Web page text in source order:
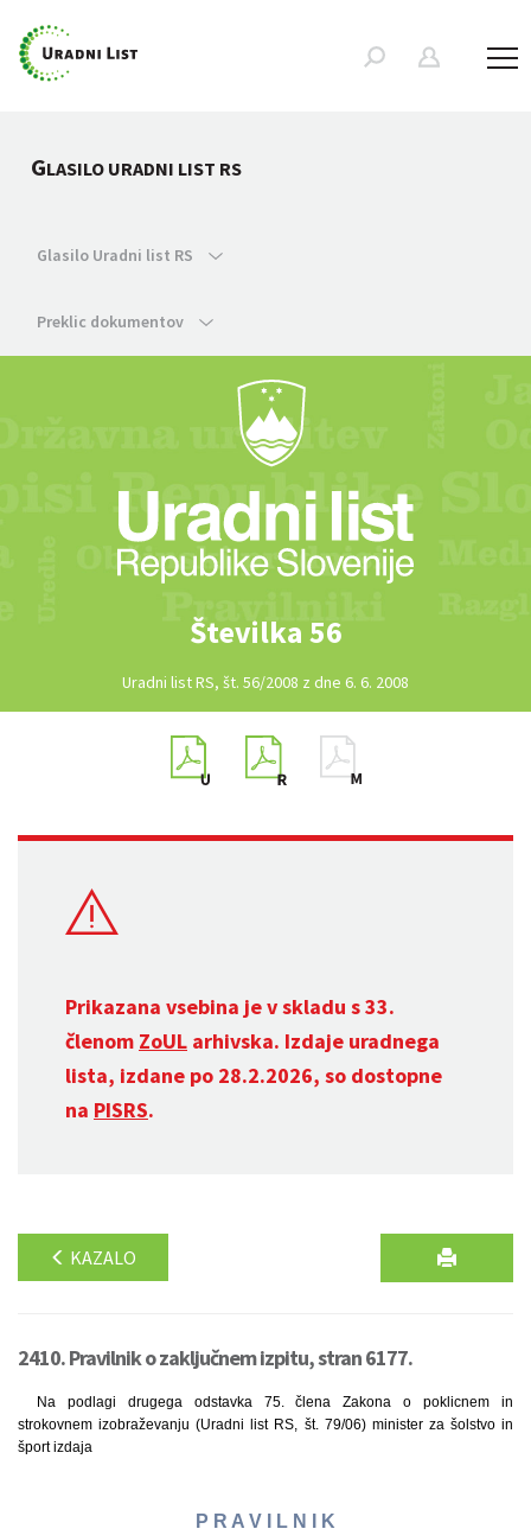
GLASILO URADNI LIST RS
Glasilo Uradni list RS
Preklic dokumentov
Številka 56
Uradni list RS, št. 56/2008 z dne 6. 6. 2008
Prikazana vsebina je v skladu s 33.
členom ZoUL arhivska. Izdaje uradnega
lista, izdane po 28.2.2026, so dostopne
na PISRS.
KAZALO
2410. Pravilnik o zaključnem izpitu, stran 6177.
Na podlagi drugega odstavka 75. člena Zakona o poklicnem in
strokovnem izobraževanju (Uradni list RS, št. 79/06) minister za šolstvo in
šport izdaja
P R A V I L N I K